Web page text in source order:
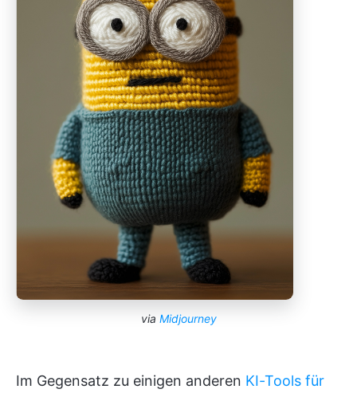
via Midjourney
Im Gegensatz zu einigen anderen KI-Tools für